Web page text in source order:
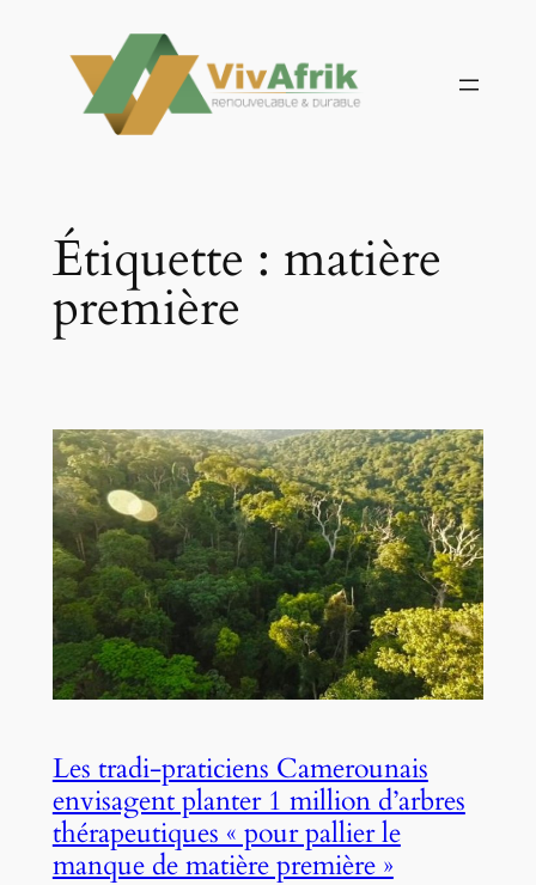
contenu
Étiquette : matière
première
Les tradi-praticiens Camerounais
envisagent planter 1 million d’arbres
thérapeutiques « pour pallier le
manque de matière première »